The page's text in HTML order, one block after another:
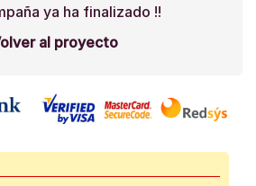
ya ha finalizado !!
al proyecto